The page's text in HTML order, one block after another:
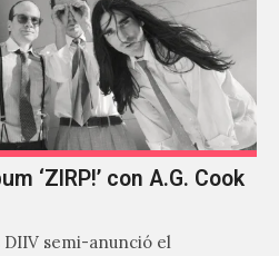
‘ZIRP!’ con A.G. Cook
DIIV semi-anunció el